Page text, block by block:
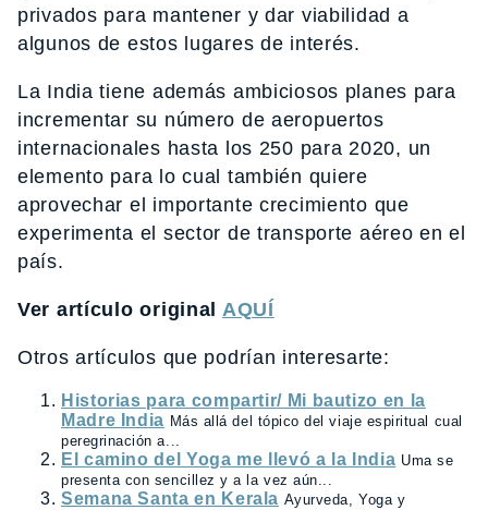
privados para mantener y dar viabilidad a
algunos de estos lugares de interés.
La India tiene además ambiciosos planes para
incrementar su número de aeropuertos
internacionales hasta los 250 para 2020, un
elemento para lo cual también quiere
aprovechar el importante crecimiento que
experimenta el sector de transporte aéreo en el
país.
Ver artículo original AQUÍ
Otros artículos que podrían interesarte:
Historias para compartir/ Mi bautizo en la
Madre India Más allá del tópico del viaje espiritual cual
peregrinación a...
El camino del Yoga me llevó a la India Uma se
presenta con sencillez y a la vez aún...
Semana Santa en Kerala Ayurveda, Yoga y